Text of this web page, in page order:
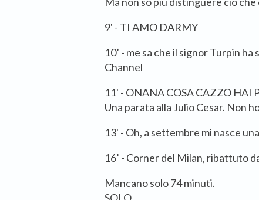
9' - TI AMO DARMY
10’ - me sa che il signor Turpin
Channel
11' - ONANA COSA CAZZO HAI
Una parata alla Julio Cesar. Non
13' - Oh, a settembre mi nasce
16’ - Corner del Milan, ribattuto
Mancano solo 74 minuti.